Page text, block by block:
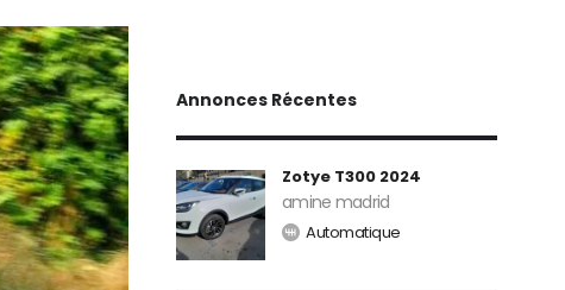
Annonces Récentes
Zotye T300 2024
amine madrid
Automatique